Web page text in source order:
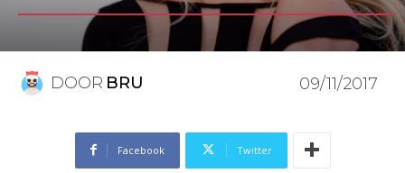
DOOR BRU 09/11/2017
Facebook Twitter